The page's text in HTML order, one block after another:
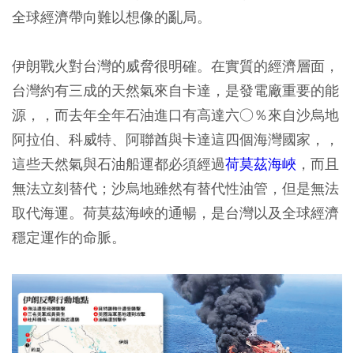
全球經濟帶向難以想像的亂局。
伊朗戰火對台灣的威脅很明確。在實質的經濟層面，
台灣約有三成的天然氣來自卡達，是發電廠重要的能
源，，而去年全年石油進口有高達六○％來自沙烏地
阿拉伯、科威特、阿聯酋與卡達這四個海灣國家，，
這些天然氣與石油船運都必須經過荷莫茲海峽 ，而且
無法立刻替代；沙烏地雖然有替代性油管，但是無法
取代海運。荷莫茲海峽的通暢，是台灣以及全球經濟
穩定運作的命脈。